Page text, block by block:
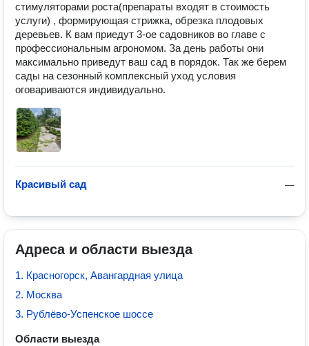
стимуляторами роста(препараты входят в стоимость
услуги) , формирующая стрижка, обрезка плодовых
деревьев. К вам приедут 3-ое садовников во главе с
профессиональным агрономом. За день работы они
максимально приведут ваш сад в порядок. Так же берем
сады на сезонный комплексный уход условия
оговариваются индивидуально.
—
Красивый сад
Адреса и области выезда
1. Красногорск, Авангардная улица
2. Москва
3. Рублёво-Успенское шоссе
Области выезда